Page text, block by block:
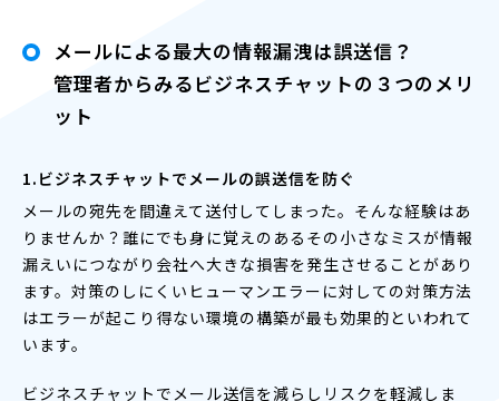
メールによる最大の情報漏洩は誤送信？
管理者からみるビジネスチャットの３つのメリ
ット
1.ビジネスチャットでメールの誤送信を防ぐ
メールの宛先を間違えて送付してしまった。そんな経験はあ
りませんか？誰にでも身に覚えのあるその小さなミスが情報
漏えいにつながり会社へ大きな損害を発生させることがあり
ます。対策のしにくいヒューマンエラーに対しての対策方法
はエラーが起こり得ない環境の構築が最も効果的といわれて
います。
ビジネスチャットでメール送信を減らしリスクを軽減しま